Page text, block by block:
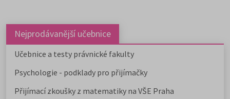
Nejprodávanější učebnice
Učebnice a testy právnické fakulty
Psychologie - podklady pro přijímačky
Přijímací zkoušky z matematiky na VŠE Praha